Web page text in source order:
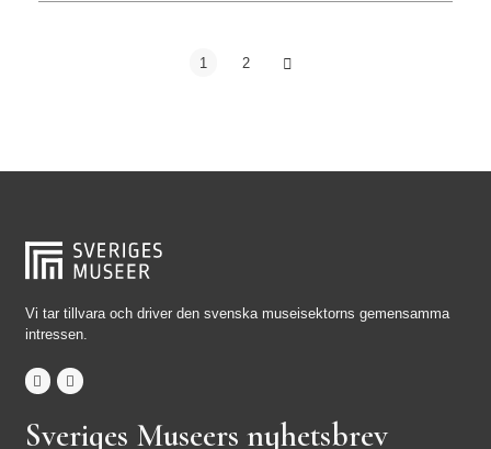
1 2
Vi tar tillvara och driver den svenska museisektorns gemensamma
intressen.
Sveriges Museers nyhetsbrev